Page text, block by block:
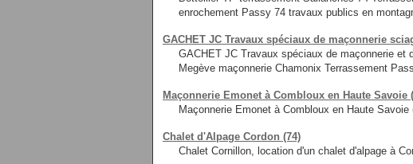
enrochement Passy 74 travaux publics en
GACHET JC Travaux spéciaux de maçonnerie
GACHET JC Travaux spéciaux de maçonnerie et
Megève maçonnerie Chamonix Terrassement
Maçonnerie Emonet à Combloux en Haute Savoie
Maçonnerie Emonet à Combloux en Haute Savoie
Chalet d'Alpage Cordon (74)
Chalet Cornillon, location d'un chalet d'alpage à